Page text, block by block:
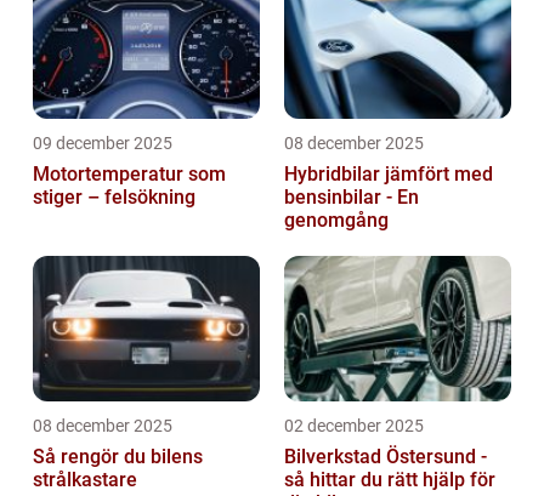
09 december 2025
Motortemperatur som
stiger – felsökning
08 december 2025
Hybridbilar jämfört med
bensinbilar - En
genomgång
08 december 2025
Så rengör du bilens
strålkastare
02 december 2025
Bilverkstad Östersund -
så hittar du rätt hjälp för